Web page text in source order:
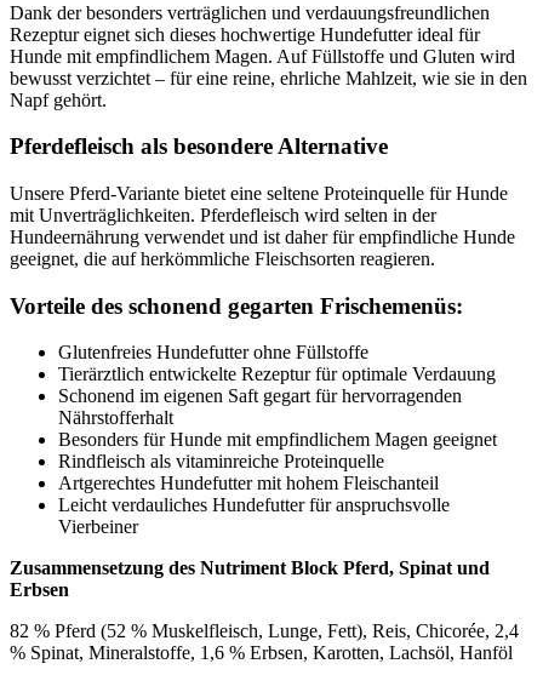
Dank der besonders verträglichen und verdauungsfreundlichen
Rezeptur eignet sich dieses hochwertige Hundefutter ideal für
Hunde mit empfindlichem Magen. Auf Füllstoffe und Gluten wird
bewusst verzichtet – für eine reine, ehrliche Mahlzeit, wie sie in den
Napf gehört.
Pferdefleisch als besondere Alternative
Unsere Pferd-Variante bietet eine seltene Proteinquelle für Hunde
mit Unverträglichkeiten. Pferdefleisch wird selten in der
Hundeernährung verwendet und ist daher für empfindliche Hunde
geeignet, die auf herkömmliche Fleischsorten reagieren.
Vorteile des schonend gegarten Frischemenüs:
Glutenfreies Hundefutter ohne Füllstoffe
Tierärztlich entwickelte Rezeptur für optimale Verdauung
Schonend im eigenen Saft gegart für hervorragenden
Nährstofferhalt
Besonders für Hunde mit empfindlichem Magen geeignet
Rindfleisch als vitaminreiche Proteinquelle
Artgerechtes Hundefutter mit hohem Fleischanteil
Leicht verdauliches Hundefutter für anspruchsvolle
Vierbeiner
Zusammensetzung des Nutriment Block Pferd, Spinat und
Erbsen
82 % Pferd (52 % Muskelfleisch, Lunge, Fett), Reis, Chicorée, 2,4
% Spinat, Mineralstoffe, 1,6 % Erbsen, Karotten, Lachsöl, Hanföl